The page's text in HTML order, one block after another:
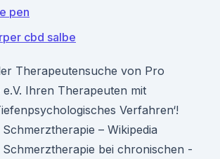
pen
cbd salbe
Therapeutensuche von Pro
Ihren Therapeuten mit
Verfahren‘!
– Wikipedia
bei chronischen -